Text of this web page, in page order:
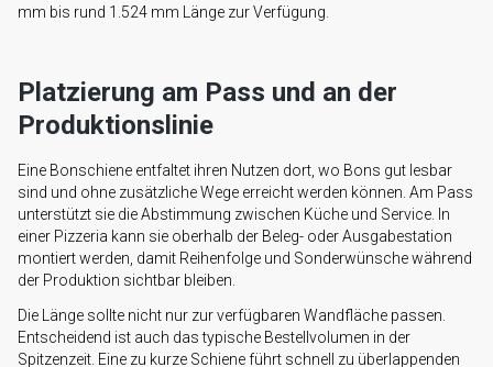
mm bis rund 1.524 mm Länge zur Verfügung.
Platzierung am Pass und an der
Produktionslinie
Eine Bonschiene entfaltet ihren Nutzen dort, wo Bons gut lesbar
sind und ohne zusätzliche Wege erreicht werden können. Am Pass
unterstützt sie die Abstimmung zwischen Küche und Service. In
einer Pizzeria kann sie oberhalb der Beleg- oder Ausgabestation
montiert werden, damit Reihenfolge und Sonderwünsche während
der Produktion sichtbar bleiben.
Die Länge sollte nicht nur zur verfügbaren Wandfläche passen.
Entscheidend ist auch das typische Bestellvolumen in der
Spitzenzeit. Eine zu kurze Schiene führt schnell zu überlappenden